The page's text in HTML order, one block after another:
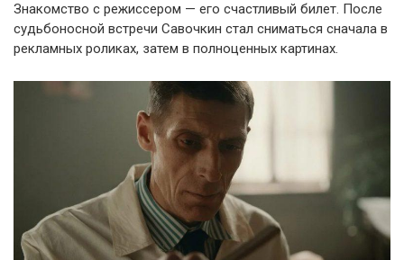
Знакомство с режиссером — его счастливый билет. После
судьбоносной встречи Савочкин стал сниматься сначала в
рекламных роликах, затем в полноценных картинах.